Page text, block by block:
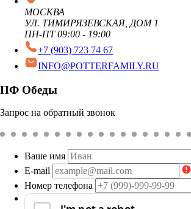
МОСКВА
УЛ. ТИМИРЯЗЕВСКАЯ, ДОМ 1
ПН-ПТ 09:00 - 19:00
+7 (903) 723 74 67
INFO@POTTERFAMILY.RU
ПФ Обеды
Запрос на обратный звонок
Ваше имя
E-mail
Номер телефона